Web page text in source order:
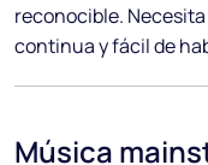
reconocible.
continua y fácil de
Música